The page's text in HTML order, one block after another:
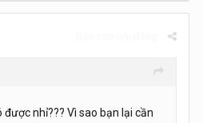
nhỉ??? Vì sao bạn lại cần